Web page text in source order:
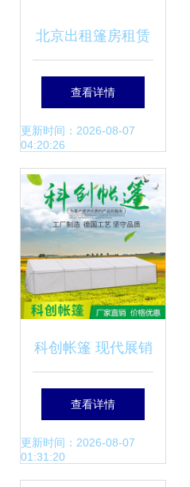
北京出租篷房租赁
篷房全攻略 灵活搭
建，满足各类活动
需求
查看详情
更新时间：2026-08-07
04:20:26
科创帐篷 现代展销
篷房的多功能应用
与优势解析
查看详情
更新时间：2026-08-07
01:31:20